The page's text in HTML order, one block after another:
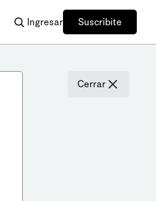
Ingresar Suscribite
Cerrar